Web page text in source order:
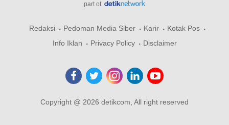
part of
Redaksi Pedoman Media Siber Karir
Kotak Pos
Info Iklan
Privacy Policy Disclaimer
Copyright @ 2026 detikcom, All right reserved